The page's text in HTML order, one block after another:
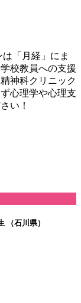
「月経」にま
校教員への支援
神科クリニック
心理学や心理支
い！
石川県）